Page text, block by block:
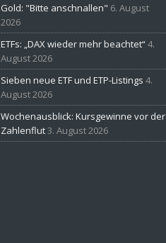
Gold: "Bitte anschnallen" 6. August
2026
ETFs: „DAX wieder mehr beachtet“4.
August 2026
Sieben neue ETF und ETP-Listings 4.
August 2026
Wochenausblick: Kursgewinne vor der
Zahlenflut3. August 2026